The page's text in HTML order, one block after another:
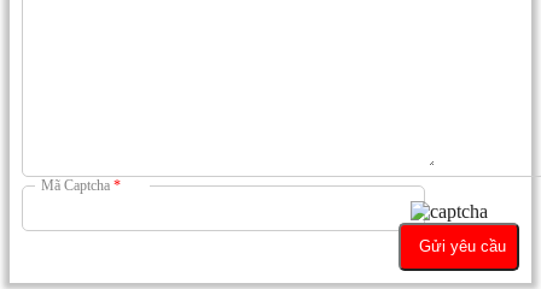
Mã Captcha *